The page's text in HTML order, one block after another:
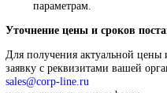
Описание
Описание
Siemens